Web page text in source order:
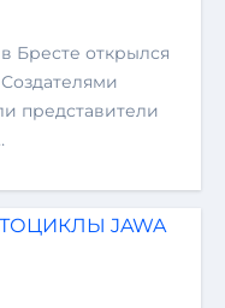
представители